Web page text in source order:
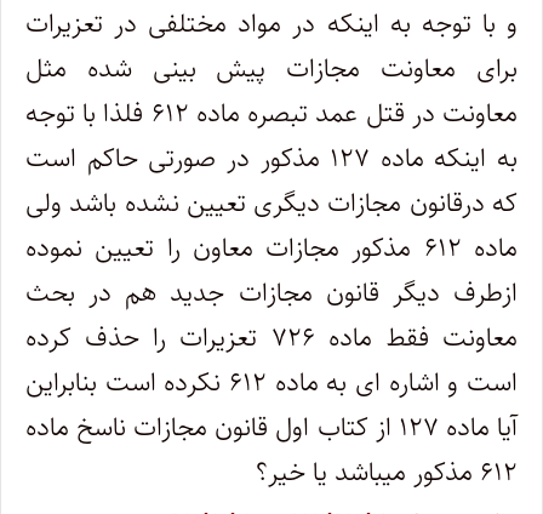
و با توجه به اینکه در مواد مختلفی در تعزیرات
برای معاونت مجازات پیش بینی شده مثل
معاونت در قتل عمد تبصره ماده ۶۱۲ فلذا با توجه
به اینکه ماده ۱۲۷ مذکور در صورتی حاکم است
که درقانون مجازات دیگری تعیین نشده باشد ولی
ماده ۶۱۲ مذکور مجازات معاون را تعیین نموده
ازطرف دیگر قانون مجازات جدید هم در بحث
معاونت فقط ماده ۷۲۶ تعزیرات را حذف کرده
است و اشاره ای به ماده ۶۱۲ نکرده است بنابراین
آیا ماده ۱۲۷ از کتاب اول قانون مجازات ناسخ ماده
۶۱۲ مذکور میباشد یا خیر؟